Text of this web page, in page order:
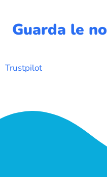
Guarda le
Trustpilot